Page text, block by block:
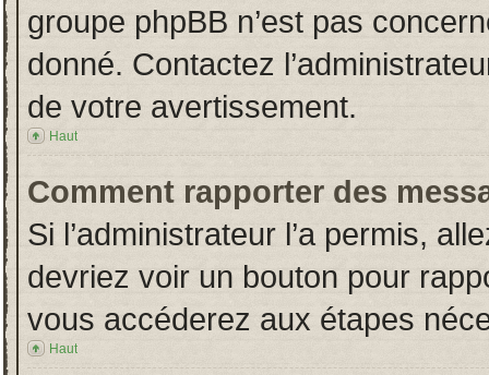
groupe phpBB n’est pas
donné. Contactez
de votre avertissement.
Haut
Comment rapporter des
Si l’administrateur l’a permis,
devriez voir un bouton pour
vous accéderez aux étapes
Haut